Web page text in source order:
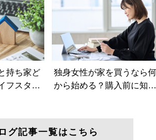
グ記事一覧はこちら